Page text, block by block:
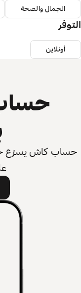
الجمال والصحة
التوفر
أونلاين
حساب كاش يسرّع